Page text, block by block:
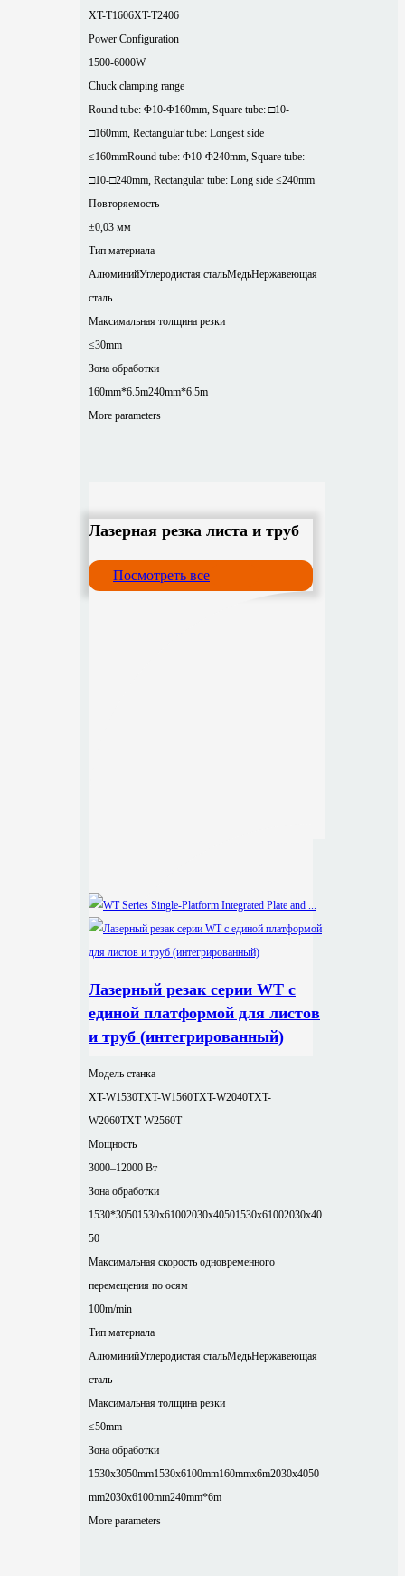
XT-T1606XT-T2406
Power Configuration
1500-6000W
Chuck clamping range
Round tube: Φ10-Φ160mm, Square tube: □10-
□160mm, Rectangular tube: Longest side
≤160mmRound tube: Φ10-Φ240mm, Square tube:
□10-□240mm, Rectangular tube: Long side ≤240mm
Повторяемость
±0,03 мм
Тип материала
АлюминийУглеродистая стальМедьНержавеющая
сталь
Максимальная толщина резки
≤30mm
Зона обработки
160mm*6.5m240mm*6.5m
More parameters
Лазерная резка листа и труб
Посмотреть все
Лазерный резак серии WT с
единой платформой для листов
и труб (интегрированный)
Модель станка
XT-W1530TXT-W1560TXT-W2040TXT-
W2060TXT-W2560T
Мощность
3000–12000 Вт
Зона обработки
1530*30501530x61002030x40501530x61002030x40
50
Максимальная скорость одновременного
перемещения по осям
100m/min
Тип материала
АлюминийУглеродистая стальМедьНержавеющая
сталь
Максимальная толщина резки
≤50mm
Зона обработки
1530x3050mm1530x6100mm160mmx6m2030x4050
mm2030x6100mm240mm*6m
More parameters